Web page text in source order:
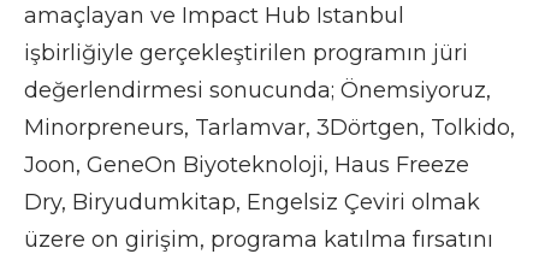
amaçlayan ve Impact Hub Istanbul
işbirliğiyle gerçekleştirilen programın jüri
değerlendirmesi sonucunda; Önemsiyoruz,
Minorpreneurs, Tarlamvar, 3Dörtgen, Tolkido,
Joon, GeneOn Biyoteknoloji, Haus Freeze
Dry, Biryudumkitap, Engelsiz Çeviri olmak
üzere on girişim, programa katılma fırsatını